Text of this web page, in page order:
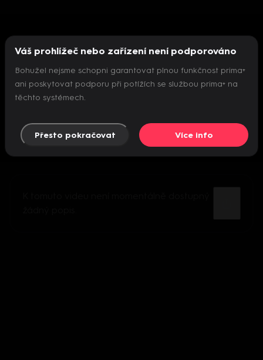
Nepodařilo se inicializovat přehrávač
Váš prohlížeč nebo zařízení není podporováno
Bohužel nejsme schopni garantovat plnou funkčnost prima+
ani poskytovat podporu při potížích se službou prima+ na
těchto systémech.
Přesto pokračovat Více info